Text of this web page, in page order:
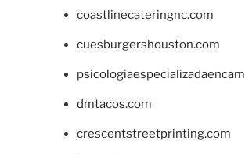
coastlinecateringnc.com
cuesburgershouston.com
dmtacos.com
crescentstreetprinting.com